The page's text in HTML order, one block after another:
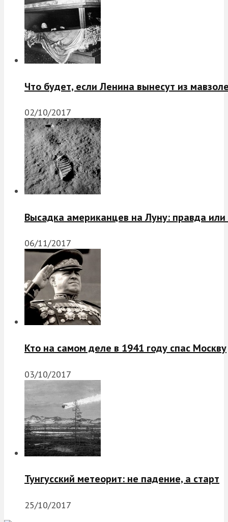
Что будет, если Ленина вынесут из
02/10/2017
Высадка американцев на Луну: правда
06/11/2017
Кто на самом деле в 1941 году спас Москву
03/10/2017
Тунгусский метеорит: не падение, а старт
25/10/2017